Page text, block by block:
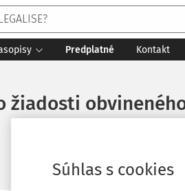
Predplatné Kontakt
žiadosti
Súhlas s cookies